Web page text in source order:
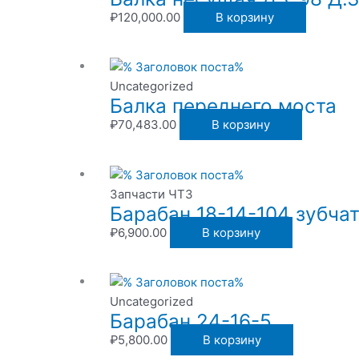
₽120,000.00 В корзину
Uncategorized
Балка переднего моста
₽70,483.00 В корзину
Запчасти ЧТЗ
Барабан 18-14-104
₽6,900.00 В корзину
Uncategorized
Барабан 24-16-5
₽5,800.00 В корзину